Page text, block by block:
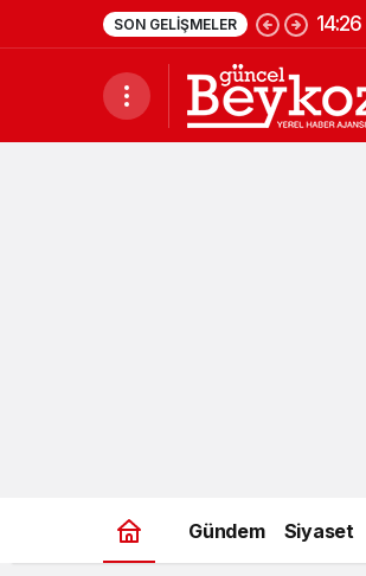
SON GELIŞMELER 14:26
Gündem Siyaset